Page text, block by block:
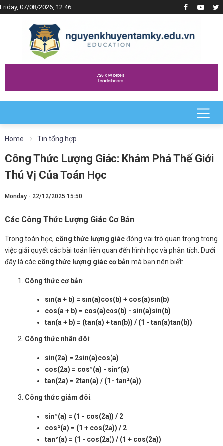
Friday, 07/08/2026, 12:46
Home Tin tổng hợp
Công Thức Lượng Giác: Khám Phá Thế Giới
Thú Vị Của Toán Học
Monday - 22/12/2025 15:50
Các Công Thức Lượng Giác Cơ Bản
Trong toán học, công thức lượng giácđóng vai trò quan trọng trong
việc giải quyết các bài toán liên quan đến hình học và phân tích. Dưới
đây là các công thức lượng giác cơ bản mà bạn nên biết:
Công thức cơ bản:
sin(a + b) = sin(a)cos(b) + cos(a)sin(b)
cos(a + b) = cos(a)cos(b) - sin(a)sin(b)
tan(a + b) = (tan(a) + tan(b)) / (1 - tan(a)tan(b))
Công thức nhân đôi:
sin(2a) = 2sin(a)cos(a)
cos(2a) = cos²(a) - sin²(a)
tan(2a) = 2tan(a) / (1 - tan²(a))
Công thức giảm đôi:
sin²(a) = (1 - cos(2a)) / 2
cos²(a) = (1 + cos(2a)) / 2
tan²(a) = (1 - cos(2a)) / (1 + cos(2a))